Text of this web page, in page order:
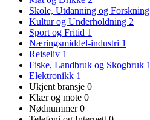
Skole, Utdanning og Forskning
Kultur og Underholdning 2
Sport og Fritid 1
Næringsmiddel-industri 1
Reiseliv 1
Fiske, Landbruk og Skogbruk 1
Elektronikk 1
Ukjent bransje 0
Klær og mote 0
Nødnummer0